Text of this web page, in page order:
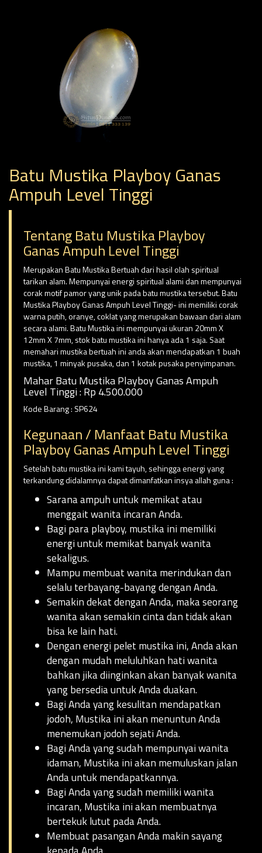
Batu Mustika Playboy Ganas
Ampuh Level Tinggi
Tentang Batu Mustika Playboy
Ganas Ampuh Level Tinggi
Merupakan Batu Mustika Bertuah dari hasil olah spiritual
tarikan alam. Mempunyai energi spiritual alami dan mempunyai
corak motif pamor yang unik pada batu mustika tersebut. Batu
Mustika Playboy Ganas Ampuh Level Tinggi- ini memiliki corak
warna putih, oranye, coklat yang merupakan bawaan dari alam
secara alami. Batu Mustika ini mempunyai ukuran 20mm X
12mm X 7mm, stok batu mustika ini hanya ada 1 saja. Saat
memahari mustika bertuah ini anda akan mendapatkan 1 buah
mustika, 1 minyak pusaka, dan 1 kotak pusaka penyimpanan.
Mahar Batu Mustika Playboy Ganas Ampuh
Level Tinggi : Rp 4.500.000
Kode Barang : SP624
Kegunaan / Manfaat Batu Mustika
Playboy Ganas Ampuh Level Tinggi
Setelah batu mustika ini kami tayuh, sehingga energi yang
terkandung didalamnya dapat dimanfatkan insya allah guna :
Sarana ampuh untuk memikat atau
menggait wanita incaran Anda.
Bagi para playboy, mustika ini memiliki
energi untuk memikat banyak wanita
sekaligus.
Mampu membuat wanita merindukan dan
selalu terbayang-bayang dengan Anda.
Semakin dekat dengan Anda, maka seorang
wanita akan semakin cinta dan tidak akan
bisa ke lain hati.
Dengan energi pelet mustika ini, Anda akan
dengan mudah meluluhkan hati wanita
bahkan jika diinginkan akan banyak wanita
yang bersedia untuk Anda duakan.
Bagi Anda yang kesulitan mendapatkan
jodoh, Mustika ini akan menuntun Anda
menemukan jodoh sejati Anda.
Bagi Anda yang sudah mempunyai wanita
idaman, Mustika ini akan memuluskan jalan
Anda untuk mendapatkannya.
Bagi Anda yang sudah memiliki wanita
incaran, Mustika ini akan membuatnya
bertekuk lutut pada Anda.
Membuat pasangan Anda makin sayang